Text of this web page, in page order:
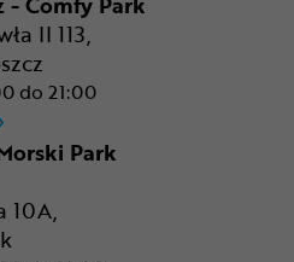
II 113,
do 21:00
Bydgoszcz - Comfy Park
Park
10A,